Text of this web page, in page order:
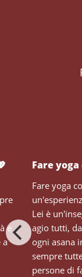
Fare
Fare yoga
Lei è
agio tutti,
ogni asana
sempre
persone di
e
a